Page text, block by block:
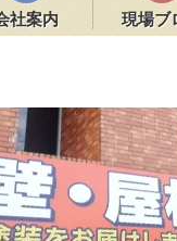
社案内 現場ブ